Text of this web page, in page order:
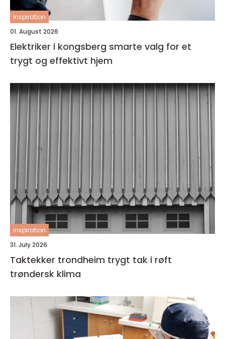
inspiration
01. August 2026
Elektriker i kongsberg smarte valg for et
trygt og effektivt hjem
inspiration
31. July 2026
Taktekker trondheim trygt tak i røft
trøndersk klima